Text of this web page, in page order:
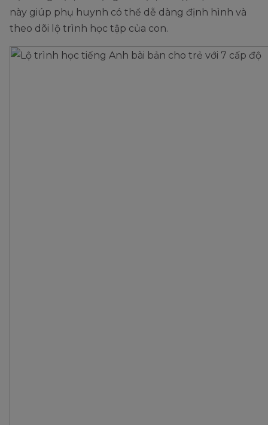
này giúp phụ huynh có thể dễ dàng định hình và
theo dõi lộ trình học tập của con.